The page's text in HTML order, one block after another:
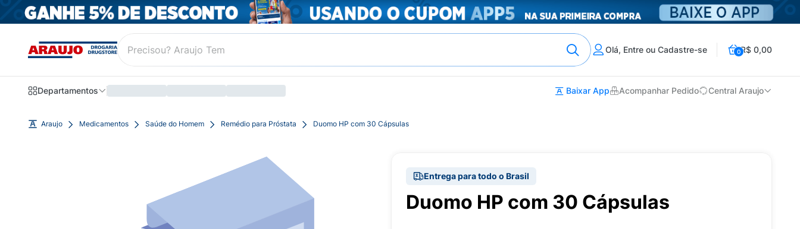
Olá, Entre ou Cadastre-se 0R$ 0,00
Departamentos Baixar App Acompanhar Pedido Central Araujo
Araujo Medicamentos Saúde do Homem Remédio para Próstata Duomo HP com 30 Cápsulas
Entrega para todo o Brasil
Duomo HP com 30 Cápsulas